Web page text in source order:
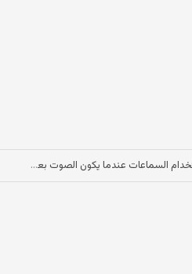
طريقة توضيح المايك عند استخدام السماعات عندما يكون الصوت بعيد وقت المكالمات